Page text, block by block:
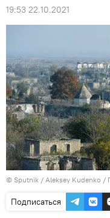
19:53 22.10.2021
© Sputnik / Aleksey Kudenko /
Подписаться